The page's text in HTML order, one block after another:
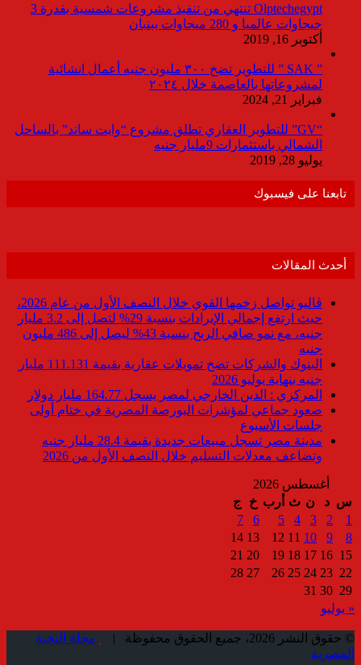
Olptechegypt تنتهي من تنفيذ مشروعات شمسية بقدرة 3
جيجاوات عالميا و 280 ميجاوات ببنبان
أكتوبر 16, 2019
” SAK ” للتطوير تضخ ٣٠٠ مليون جنيه أعمال انشائية
لمشروعاتها بالعاصمة خلال ٢٠٢٤
فبراير 21, 2024
“GV” للتطوير العقاري تطلق مشروع “وايت ساند” بالساحل
الشمالي باستثمارات 9مليار جنيه
يوليو 28, 2019
تابعنا على فيسبوك
أحدث المقالات
ڤاليو تواصل زخمها القوي خلال النصف الأول من عام 2026،
حيث ارتفع إجمالي الإيرادات بنسبة 29% لتصل إلى 3.2 مليار
جنيه، مع نمو صافي الربح بنسبة 43% ليصل إلى 486 مليون
جنيه
البنوك والشركات تضخ تمويلات عقارية بقيمة 111.131 مليار
جنيه بنهاية يوليو 2026
المركزي : الدين الخارجي لمصر يسجل 164.77 مليار دولار
صعود جماعي لمؤشرات البورصة المصرية في ختام أولى
جلسات الأسبوع
مدينة مصر تسجل مبيعات جديدة بقيمة 28.4 مليار جنيه
وتضاعف معدلات التسليم خلال النصف الأول من 2026
أغسطس 2026
س د ن ث أرب خ
ج
1
2
3
4
5
6
7
8
9
10
11
12
13
14
15
16
17
18
19
20
21
22
23
24
25
26
27
28
29
30
31
« يوليو
© حقوق النشر 2026، جميع الحقوق محفوظة |
مجلة النخبة
المصرية